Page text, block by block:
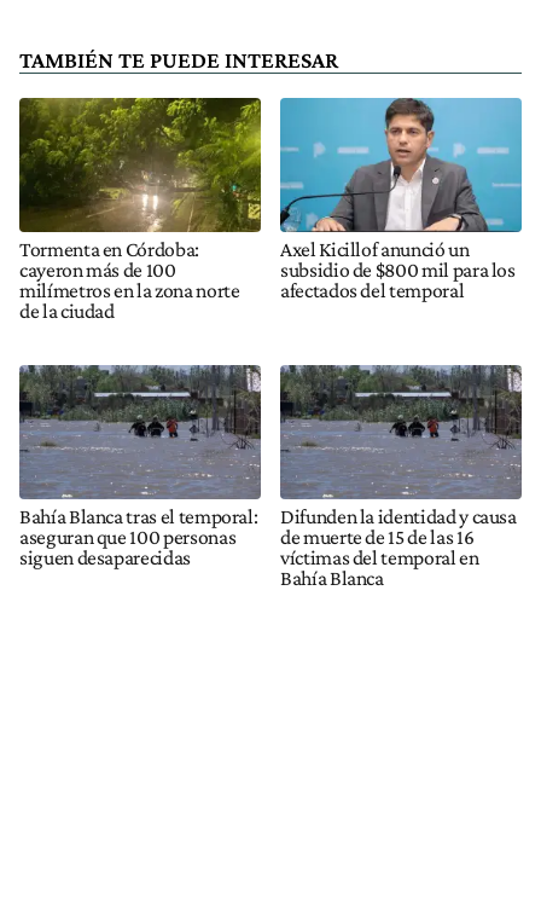
TAMBIÉN TE PUEDE INTERESAR
Tormenta en Córdoba:
cayeron más de 100
milímetros en la zona norte
de la ciudad
Axel Kicillof anunció un
subsidio de $800 mil para los
afectados del temporal
Bahía Blanca tras el temporal:
aseguran que 100 personas
siguen desaparecidas
Difunden la identidad y causa
de muerte de 15 de las 16
víctimas del temporal en
Bahía Blanca